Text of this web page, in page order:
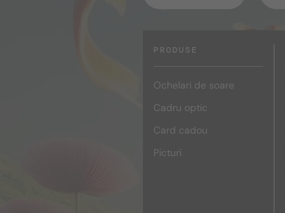
PRODUSE
Ochelari de soare
Cadru optic
Card cadou
Picturi